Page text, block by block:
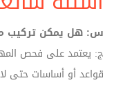
س: هل يمكن تركيب
ج: يعتمد على فحص
قواعد أو أساسات حتى